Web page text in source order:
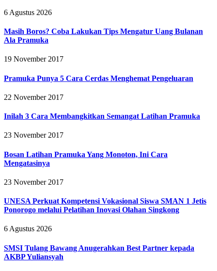
6 Agustus 2026
Masih Boros? Coba Lakukan Tips Mengatur Uang Bulanan
Ala Pramuka
19 November 2017
Pramuka Punya 5 Cara Cerdas Menghemat Pengeluaran
22 November 2017
Inilah 3 Cara Membangkitkan Semangat Latihan Pramuka
23 November 2017
Bosan Latihan Pramuka Yang Monoton, Ini Cara
Mengatasinya
23 November 2017
UNESA Perkuat Kompetensi Vokasional Siswa SMAN 1 Jetis
Ponorogo melalui Pelatihan Inovasi Olahan Singkong
6 Agustus 2026
SMSI Tulang Bawang Anugerahkan Best Partner kepada
AKBP Yuliansyah